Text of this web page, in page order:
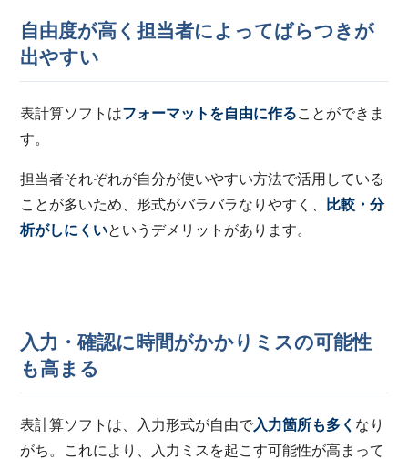
自由度が高く担当者によってばらつきが
出やすい
表計算ソフトはフォーマットを自由に作ることができま
す。
担当者それぞれが自分が使いやすい方法で活用している
ことが多いため、形式がバラバラなりやすく、
比較・分
析がしにくいというデメリットがあります。
入力・確認に時間がかかりミスの可能性
も高まる
表計算ソフトは、入力形式が自由で入力箇所も多く なり
がち。これにより、入力ミスを起こす可能性が高まって